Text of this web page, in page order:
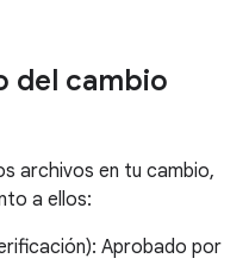
del cambio
archivos en tu cambio,
a ellos:
Aprobado por